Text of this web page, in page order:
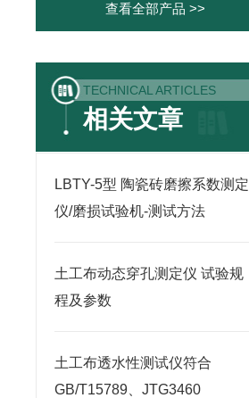
查看全部产品 >>
TECHNICAL ARTICLES
相关文章
LBTY-5型 陶瓷砖磨擦系数测定
仪/磨损试验机-测试方法
土工布动态穿孔测定仪 试验规
程及参数
土工布透水性测试仪符合
GB/T15789、JTG3460